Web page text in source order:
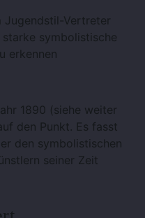
Jugendstil-Vertreter
symbolistische
erkennen
1890 (siehe weiter
den Punkt. Es fasst
den symbolistischen
seiner Zeit